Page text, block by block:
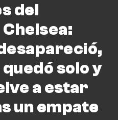
del
solo y
a estar
un empate